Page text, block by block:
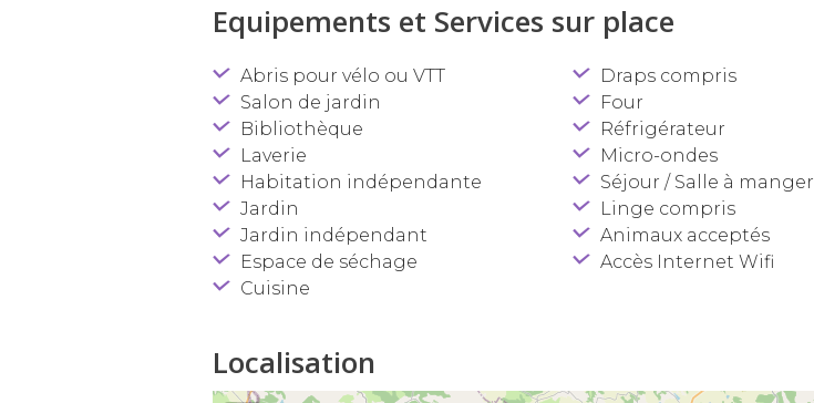
Equipements et Services sur place
Abris pour vélo ou VTT
Salon de jardin
Bibliothèque
Laverie
Habitation indépendante
Jardin
Jardin indépendant
Espace de séchage
Cuisine
Draps compris
Four
Réfrigérateur
Micro-ondes
Séjour / Salle à manger
Linge compris
Animaux acceptés
Accès Internet Wifi
Localisation